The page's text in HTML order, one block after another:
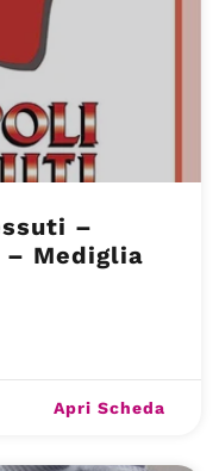
–
– Mediglia
Apri Scheda